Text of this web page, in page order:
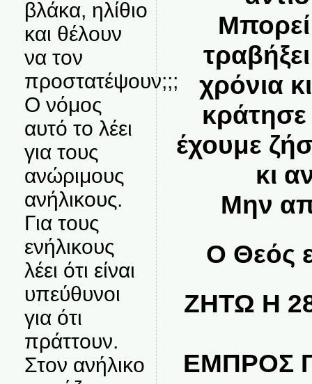
βλάκα, ηλίθιο
και θέλουν
να τον
προστατέψουν;;;
Ο νόμος
αυτό το λέει
για τους
ανώριμους
ανήλικους.
Για τους
ενήλικους
λέει ότι είναι
υπεύθυνοι
για ότι
πράττουν.
Στον ανήλικο
χρόνια
έχουμε
κι
Μην
Ο Θεός
ΖΗΤΩ Η
ΕΜΠΡΟΣ